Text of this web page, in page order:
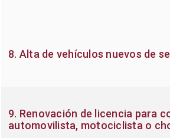
8. Alta de vehículos nuevos de
9. Renovación de licencia para
automovilista, motociclista o